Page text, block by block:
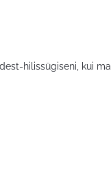
hilissügiseni, kui